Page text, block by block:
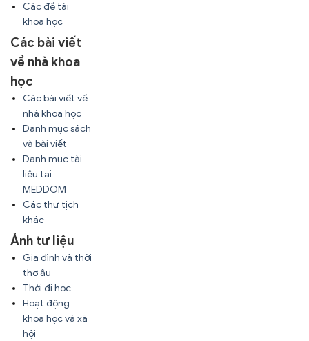
Các đề tài
khoa học
Các bài viết
về nhà khoa
học
Các bài viết về
nhà khoa học
Danh mục sách
và bài viết
Danh mục tài
liệu tại
MEDDOM
Các thư tịch
khác
Ảnh tư liệu
Gia đình và thời
thơ ấu
Thời đi học
Hoạt động
khoa học và xã
hội